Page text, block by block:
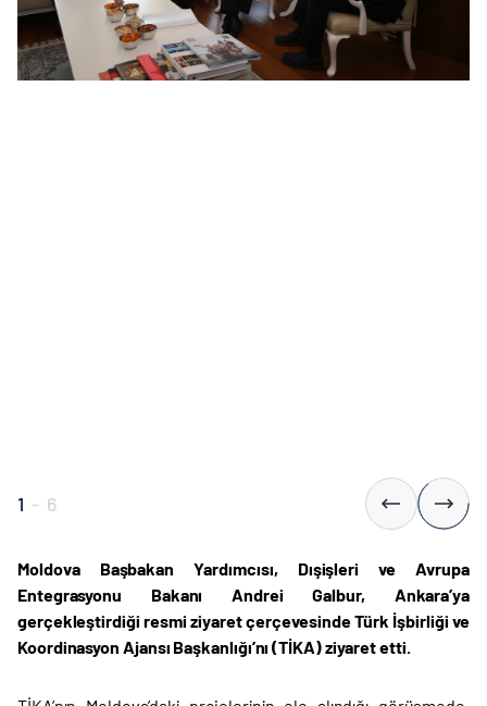
1 - 6
Moldova Başbakan Yardımcısı, Dışişleri ve Avrupa
Entegrasyonu Bakanı Andrei Galbur, Ankara’ya
gerçekleştirdiği resmi ziyaret çerçevesinde Türk İşbirliği ve
Koordinasyon Ajansı Başkanlığı’nı (TİKA) ziyaret etti.